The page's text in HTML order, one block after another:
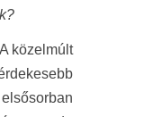
közelmúlt